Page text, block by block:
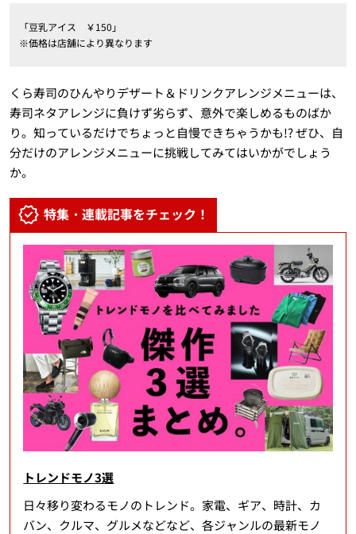
「豆乳アイス ￥150」
※価格は店舗により異なります
くら寿司のひんやりデザート＆ドリンクアレンジメニューは、
寿司ネタアレンジに負けず劣らず、意外で楽しめるものばか
り。知っているだけでちょっと自慢できちゃうかも!? ぜひ、自
分だけのアレンジメニューに挑戦してみてはいかがでしょう
か。
特集・連載記事をチェック！
トレンドモノ3選
日々移り変わるモノのトレンド。家電、ギア、時計、カ
バン、クルマ、グルメなどなど、各ジャンルの最新モノ